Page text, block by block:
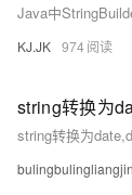
Java中
KJ.JK 974
string转换为
string转换为